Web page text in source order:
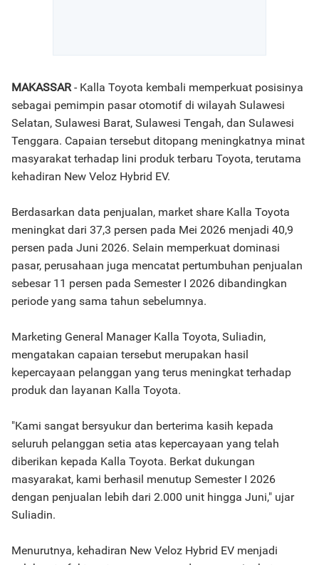
MAKASSAR- Kalla Toyota kembali memperkuat posisinya
sebagai pemimpin pasar otomotif di wilayah Sulawesi
Selatan, Sulawesi Barat, Sulawesi Tengah, dan Sulawesi
Tenggara. Capaian tersebut ditopang meningkatnya minat
masyarakat terhadap lini produk terbaru Toyota, terutama
kehadiran New Veloz Hybrid EV.
Berdasarkan data penjualan, market share Kalla Toyota
meningkat dari 37,3 persen pada Mei 2026 menjadi 40,9
persen pada Juni 2026. Selain memperkuat dominasi
pasar, perusahaan juga mencatat pertumbuhan penjualan
sebesar 11 persen pada Semester I 2026 dibandingkan
periode yang sama tahun sebelumnya.
Marketing General Manager Kalla Toyota, Suliadin,
mengatakan capaian tersebut merupakan hasil
kepercayaan pelanggan yang terus meningkat terhadap
produk dan layanan Kalla Toyota.
"Kami sangat bersyukur dan berterima kasih kepada
seluruh pelanggan setia atas kepercayaan yang telah
diberikan kepada Kalla Toyota. Berkat dukungan
masyarakat, kami berhasil menutup Semester I 2026
dengan penjualan lebih dari 2.000 unit hingga Juni," ujar
Suliadin.
Menurutnya, kehadiran New Veloz Hybrid EV menjadi